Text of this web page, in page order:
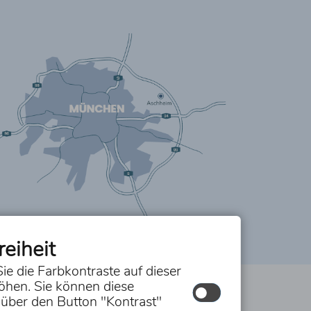
Barrierefreiheit Hilfe
die Farbkontraste auf dieser
Sie können diese
den Button "Kontrast"